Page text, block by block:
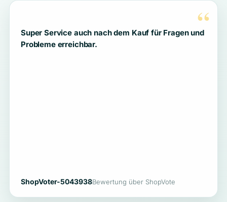
“
Super Service auch nach dem Kauf für Fragen und
Probleme erreichbar.
ShopVoter-5043938Bewertung über ShopVote